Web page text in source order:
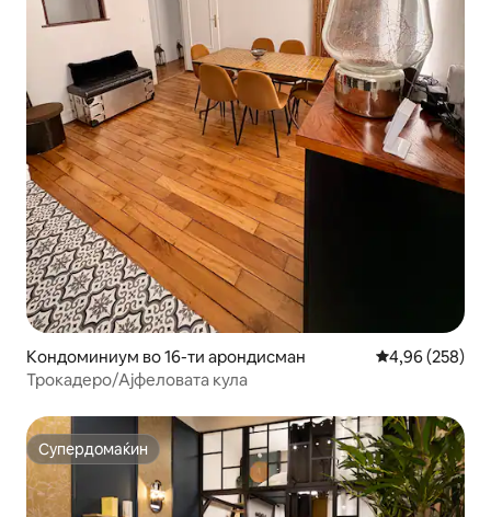
Кондоминиум во 16-ти арондисман Просечна
4,96 (258)
Трокадеро/Ајфеловата кула
Супердомаќин
Супердомаќин